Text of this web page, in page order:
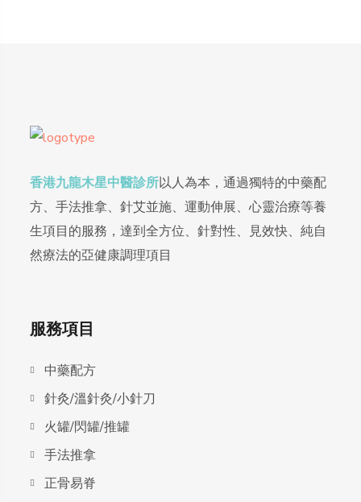
香港九龍木星中醫診所以人為本，通過獨特的中藥配
方、手法推拿、針艾並施、運動伸展、心靈治療等養
生項目的服務，達到全方位、針對性、見效快、純自
然療法的亞健康調理項目
服務項目
中藥配方
針灸/溫針灸/小針刀
火罐/閃罐/推罐
手法推拿
正骨易脊